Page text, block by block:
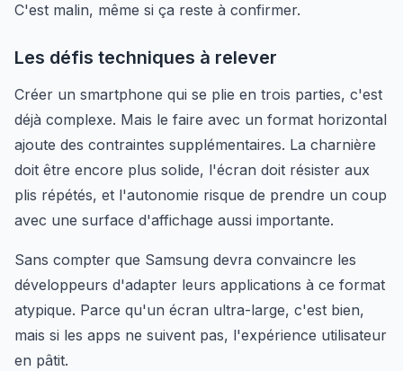
C'est malin, même si ça reste à confirmer.
Les défis techniques à relever
Créer un smartphone qui se plie en trois parties, c'est
déjà complexe. Mais le faire avec un format horizontal
ajoute des contraintes supplémentaires. La charnière
doit être encore plus solide, l'écran doit résister aux
plis répétés, et l'autonomie risque de prendre un coup
avec une surface d'affichage aussi importante.
Sans compter que Samsung devra convaincre les
développeurs d'adapter leurs applications à ce format
atypique. Parce qu'un écran ultra-large, c'est bien,
mais si les apps ne suivent pas, l'expérience utilisateur
en pâtit.